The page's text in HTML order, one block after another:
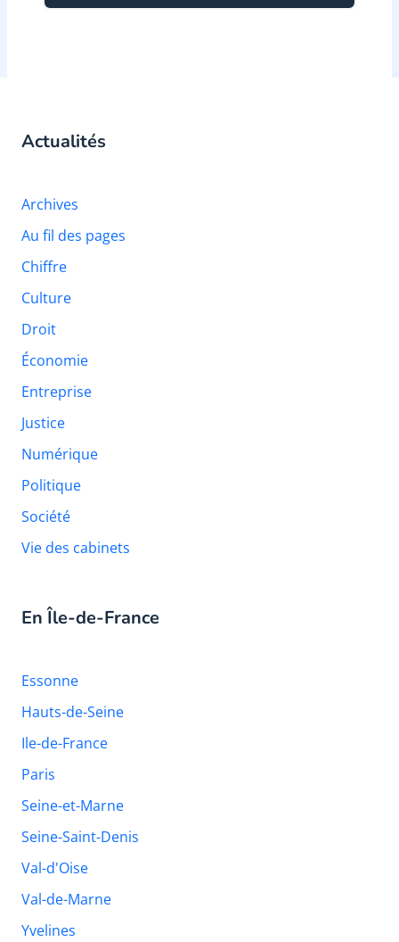
Actualités
Archives
Au fil des pages
Chiffre
Culture
Droit
Économie
Entreprise
Justice
Numérique
Politique
Société
Vie des cabinets
En Île-de-France
Essonne
Hauts-de-Seine
Ile-de-France
Paris
Seine-et-Marne
Seine-Saint-Denis
Val-d'Oise
Val-de-Marne
Yvelines